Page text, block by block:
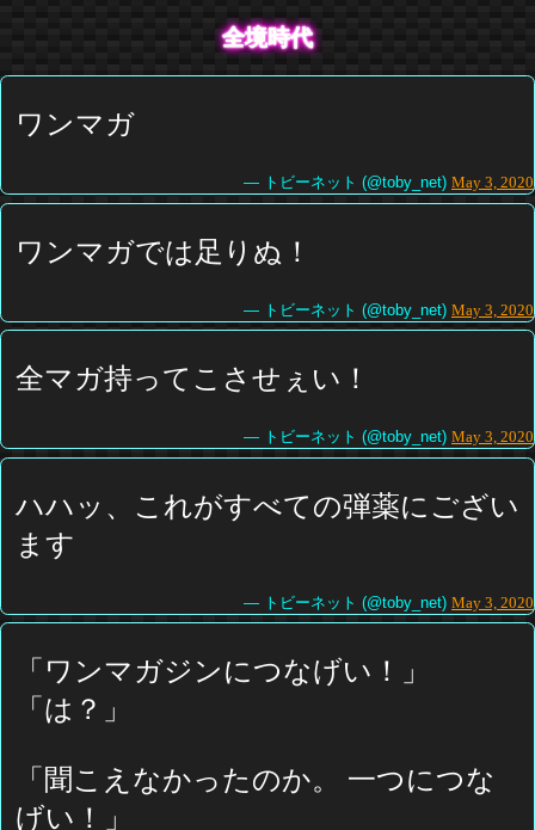
全境時代
ワンマガ
— トビーネット (@toby_net) May 3, 2020
ワンマガでは足りぬ！
— トビーネット (@toby_net) May 3, 2020
全マガ持ってこさせぇい！
— トビーネット (@toby_net) May 3, 2020
ハハッ、これがすべての弾薬にござい
ます
— トビーネット (@toby_net) May 3, 2020
「ワンマガジンにつなげい！」
「は？」
「聞こえなかったのか。 一つにつな
げい！」